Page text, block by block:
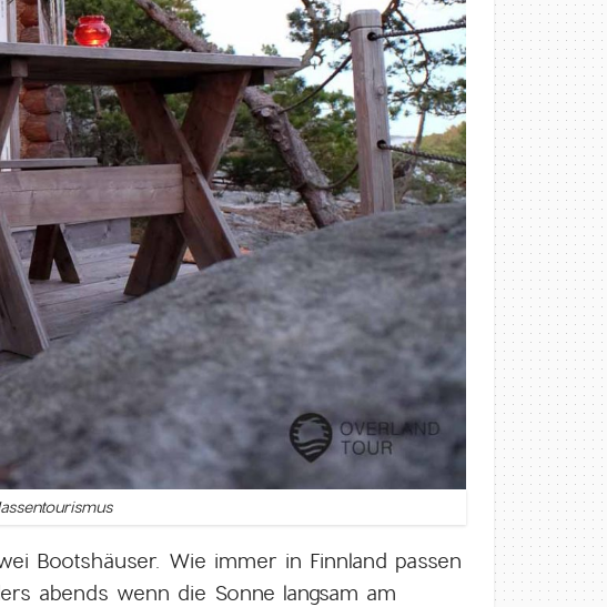
Bootshäuser. Wie immer in Finnland passen
abends wenn die Sonne langsam am